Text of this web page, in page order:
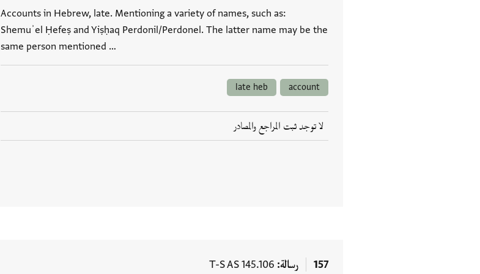
Accounts in Hebrew, late. Mentioning a variety of names, such as:
Shemuʾel Ḥefeṣ and Yiṣḥaq Perdonil/Perdonel. The latter name may be the
same person mentioned …
account
late heb
لا توجد ثبت المراجع والمصادر
157 رسالة T-S AS 145.106